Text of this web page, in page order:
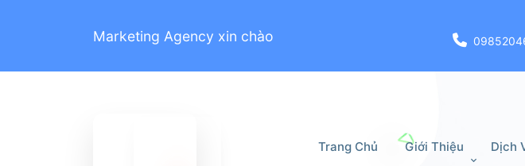
Marketing Agency xin chào
Trang Chủ Giới Thiệu Dịch